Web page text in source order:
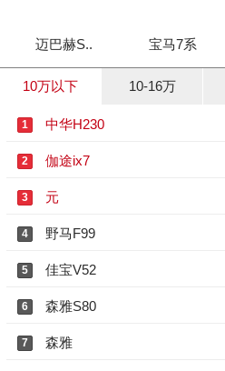
迈巴赫S.. 宝马7系
10万以下 10-16万
1 中华H230
2 伽途ix7
3 元
4 野马F99
5 佳宝V52
6 森雅S80
7 森雅